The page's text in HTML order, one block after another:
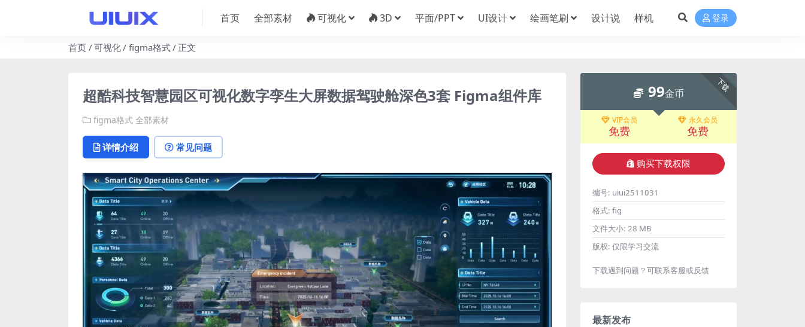
首页 全部素材 可视化 3D 平面/PPT UI设计 绘画笔刷 设计说 样机 登录
首页 可视化 figma格式 正文
超酷科技智慧园区可视化数字孪生大屏数据驾驶舱深色3套 Figma组件库
figma格式 全部素材
详情介绍 常见问题
下载
99金币
VIP会员
免费
永久会员
免费
购买下载权限
编号: uiui2511031
格式: fig
文件大小: 28 MB
版权: 仅限学习交流
下载遇到问题？可联系客服或反馈
最新发布